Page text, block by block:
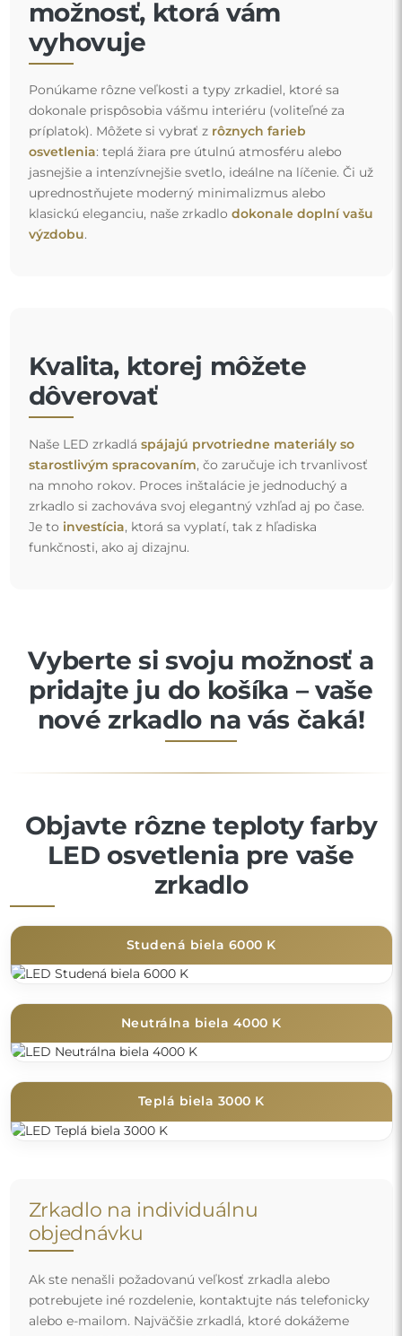
možnosť, ktorá vám
vyhovuje
Ponúkame rôzne veľkosti a typy zrkadiel, ktoré sa
dokonale prispôsobia vášmu interiéru (voliteľné za
príplatok). Môžete si vybrať z rôznych farieb
osvetlenia: teplá žiara pre útulnú atmosféru alebo
jasnejšie a intenzívnejšie svetlo, ideálne na líčenie. Či už
uprednostňujete moderný minimalizmus alebo
klasickú eleganciu, naše zrkadlo dokonale doplní vašu
výzdobu.
Kvalita, ktorej môžete
dôverovať
Naše LED zrkadlá spájajú prvotriedne materiály so
starostlivým spracovaním, čo zaručuje ich trvanlivosť
na mnoho rokov. Proces inštalácie je jednoduchý a
zrkadlo si zachováva svoj elegantný vzhľad aj po čase.
Je to investícia, ktorá sa vyplatí, tak z hľadiska
funkčnosti, ako aj dizajnu.
Vyberte si svoju možnosť a
pridajte ju do košíka – vaše
nové zrkadlo na vás čaká!
Objavte rôzne teploty farby
LED osvetlenia pre vaše
zrkadlo
Studená biela 6000 K
Neutrálna biela 4000 K
Teplá biela 3000 K
Zrkadlo na individuálnu
objednávku
Ak ste nenašli požadovanú veľkosť zrkadla alebo
potrebujete iné rozdelenie, kontaktujte nás telefonicky
alebo e-mailom. Najväčšie zrkadlá, ktoré dokážeme